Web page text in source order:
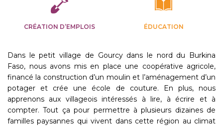
CRÉATION D’EMPLOIS ÉDUCATION
Dans le petit village de Gourcy dans le nord du Burkina
Faso, nous avons mis en place une coopérative agricole,
financé la construction d’un moulin et l’aménagement d’un
potager et crée une école de couture. En plus, nous
apprenons aux villageois intéressés à lire, à écrire et à
compter. Tout ça pour permettre à plusieurs dizaines de
familles paysannes qui vivent dans cette région au climat